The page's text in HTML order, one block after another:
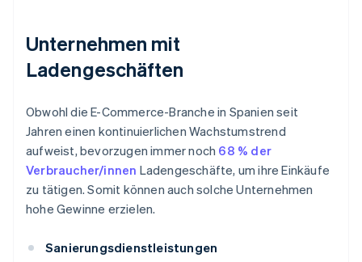
Unternehmen mit
Ladengeschäften
Obwohl die E-Commerce-Branche in Spanien seit
Jahren einen kontinuierlichen Wachstumstrend
aufweist, bevorzugen immer noch 68 % der
Verbraucher/innen Ladengeschäfte, um ihre Einkäufe
zu tätigen. Somit können auch solche Unternehmen
hohe Gewinne erzielen.
Sanierungsdienstleistungen